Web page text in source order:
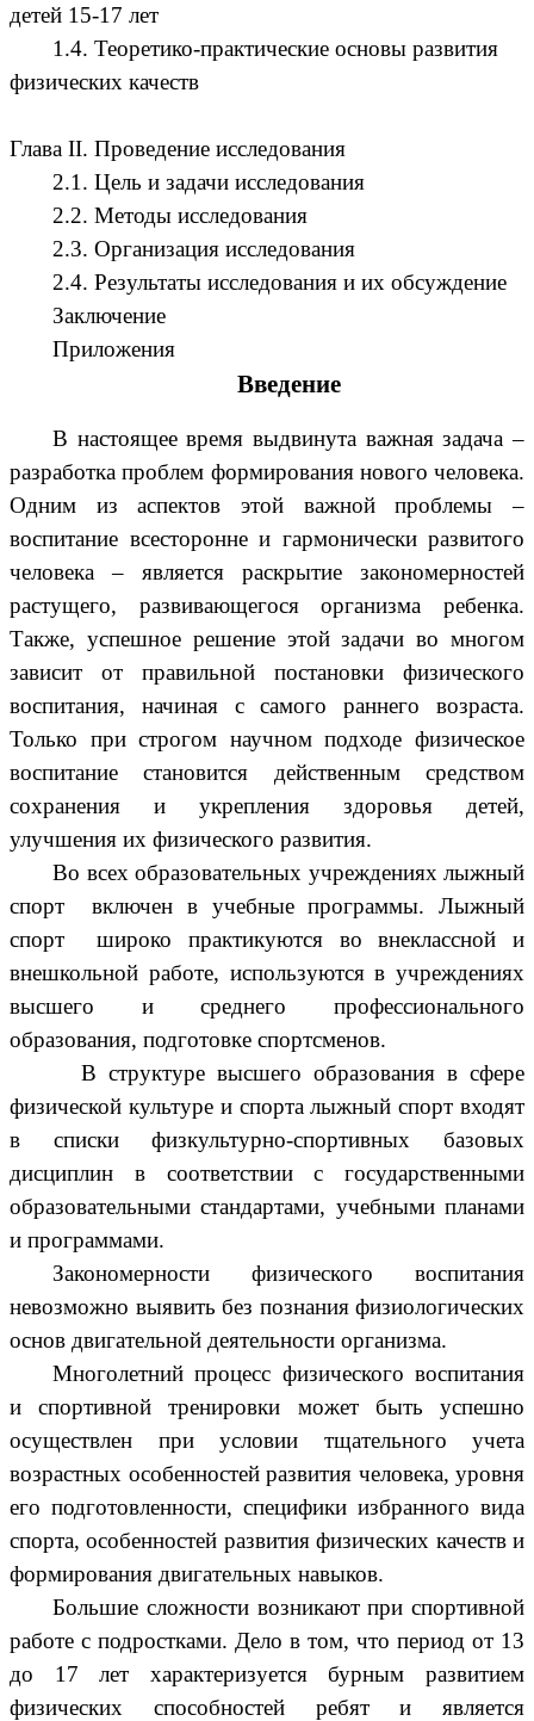
детей 15-17 лет
1.4. Теоретико-практические основы развития
физических качеств
Глава II. Проведение исследования
2.1. Цель и задачи исследования
2.2. Методы исследования
2.3. Организация исследования
2.4. Результаты исследования и их обсуждение
Заключение
Приложения
Введение
В настоящее время выдвинута важная задача –
разработка проблем формирования нового человека.
Одним из аспектов этой важной проблемы –
воспитание всесторонне и гармонически развитого
человека – является раскрытие закономерностей
растущего, развивающегося организма ребенка.
Также, успешное решение этой задачи во многом
зависит от правильной постановки физического
воспитания, начиная с самого раннего возраста.
Только при строгом научном подходе физическое
воспитание становится действенным средством
сохранения и укрепления здоровья детей,
улучшения их физического развития.
Во всех образовательных учреждениях лыжный
спорт включен в учебные программы. Лыжный
спорт широко практикуются во внеклассной и
внешкольной работе, используются в учреждениях
высшего и среднего профессионального
образования, подготовке спортсменов.
В структуре высшего образования в сфере
физической культуре и спорта лыжный спорт входят
в списки физкультурно-спортивных базовых
дисциплин в соответствии с государственными
образовательными стандартами, учебными планами
и программами.
Закономерности физического воспитания
невозможно выявить без познания физиологических
основ двигательной деятельности организма.
Многолетний процесс физического воспитания
и спортивной тренировки может быть успешно
осуществлен при условии тщательного учета
возрастных особенностей развития человека, уровня
его подготовленности, специфики избранного вида
спорта, особенностей развития физических качеств и
формирования двигательных навыков.
Большие сложности возникают при спортивной
работе с подростками. Дело в том, что период от 13
до 17 лет характеризуется бурным развитием
физических способностей ребят и является